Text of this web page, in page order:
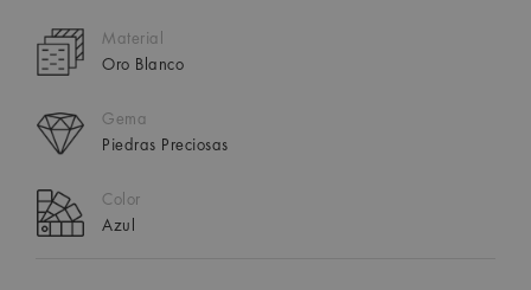
Material
Oro Blanco
Gema
Piedras Preciosas
Color
Azul